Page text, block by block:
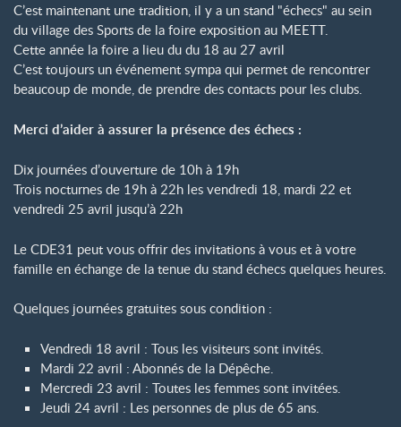
C’est maintenant une tradition, il y a un stand "échecs" au sein
du village des Sports de la foire exposition au MEETT.
Cette année la foire a lieu du du 18 au 27 avril
C’est toujours un événement sympa qui permet de rencontrer
beaucoup de monde, de prendre des contacts pour les clubs.
Merci d’aider à assurer la présence des échecs :
Dix journées d’ouverture de 10h à 19h
Trois nocturnes de 19h à 22h les vendredi 18, mardi 22 et
vendredi 25 avril jusqu’à 22h
Le CDE31 peut vous offrir des invitations à vous et à votre
famille en échange de la tenue du stand échecs quelques heures.
Quelques journées gratuites sous condition :
Vendredi 18 avril : Tous les visiteurs sont invités.
Mardi 22 avril : Abonnés de la Dépêche.
Mercredi 23 avril : Toutes les femmes sont invitées.
Jeudi 24 avril : Les personnes de plus de 65 ans.